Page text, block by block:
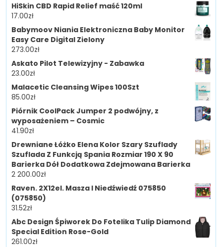
HiSkin CBD Rapid Relief maść 120ml
17.00zł
Babymoov Niania Elektroniczna Baby Monitor
Easy Care Digital Zielony
273.00zł
Askato Pilot Telewizyjny - Zabawka
23.00zł
Malacetic Cleansing Wipes 100Szt
85.00zł
Piórnik CoolPack Jumper 2 podwójny, z
wyposażeniem – Cosmic
41.90zł
Drewniane Łóżko Elena Kolor Szary Szuflady
Szuflada Z Funkcją Spania Rozmiar 190 X 90
Barierka Dół Dodatkowa Zdejmowana Barierka
2 200.00zł
Raven. 2X12el. Masza I Niedźwiedź 075850
(075850)
31.52zł
Abc Design Śpiworek Do Fotelika Tulip Diamond
Special Edition Rose-Gold
261.00zł